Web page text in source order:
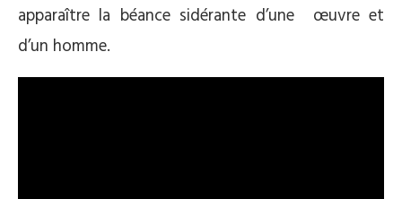
apparaître la béance sidérante d’une œuvre et
d’un homme.